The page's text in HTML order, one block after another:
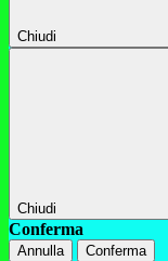
Chiudi
Chiudi
Conferma
Annulla Conferma